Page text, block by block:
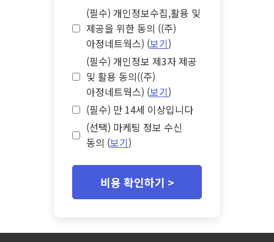
(필수) 개인정보수집,활용 및
제공을 위한 동의 ((주)
아정네트웍스) (보기)
(필수) 개인정보 제3자 제공
및 활용 동의((주)
아정네트웍스) (보기)
(필수) 만 14세 이상입니다
(선택) 마케팅 정보 수신
동의 (보기)
비용 확인하기 >